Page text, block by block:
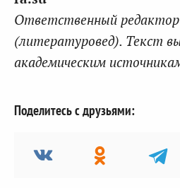
Ответственный
(литературовед). Текст
академическим
Поделитесь с друзьями: